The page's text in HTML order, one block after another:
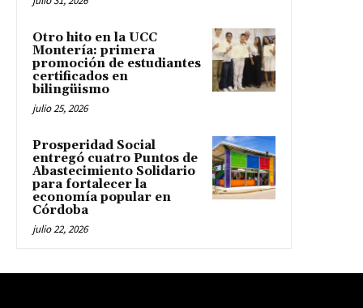
Otro hito en la UCC
Montería: primera
promoción de estudiantes
certificados en
bilingüismo
julio 25, 2026
Prosperidad Social
entregó cuatro Puntos de
Abastecimiento Solidario
para fortalecer la
economía popular en
Córdoba
julio 22, 2026